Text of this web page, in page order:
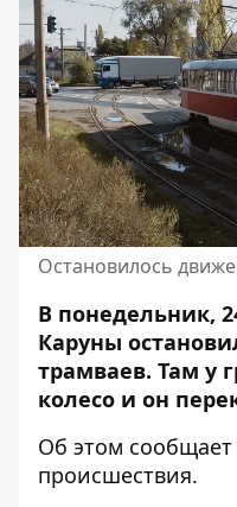
Остановилось
В понедельник,
Каруны
трамваев. Там у
колесо и он
Об этом
происшествия.